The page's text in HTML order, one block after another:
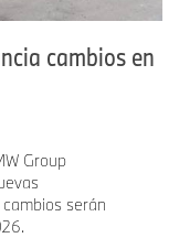
cambios en
Group
serán